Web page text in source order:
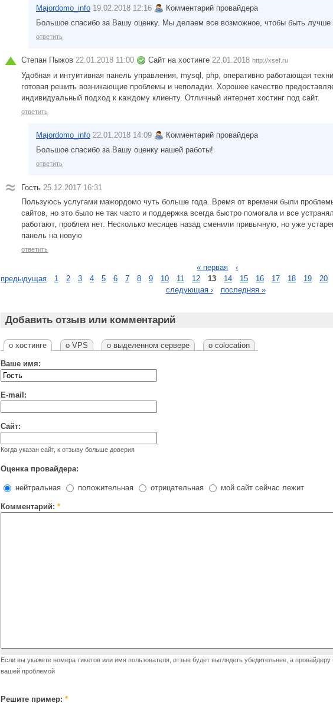
Majordomo_info 19.02.2018 12:16
Комментарий провайдера
Большое спасибо за Вашу оценку. Мы делаем все возможное, чтобы быть
ответить
Степан Пыжов 22.01.2018 11:00 Сайт на хостинге 22.01.2018 http://xsef.ru
Удобная и интуитивная панель управления, mysql, php, оперативно работающая
готовая решить возникающие проблемы и неполадки. Хорошее качество
индивидуальный подход к каждому клиенту. Отличный интернет хостинг под сайт.
ответить
Majordomo_info 22.01.2018 14:09
Комментарий провайдера
Большое спасибо за Вашу оценку нашей работы!
ответить
Гость 25.12.2017 16:31
Пользуюсь услугами мажордомо чуть больше года. Время от времени были
сайтов, но это было не так часто и поддержка всегда быстро помогала и все
работают, проблем нет. Несколько месяцев назад сменили привычную, но уже
панель на новую
ответить
« первая
‹
предыдущая
1 2 3 4 5 6 7 8 9 10 11 12 13 14 15 16 17 18 19 20
следующая ›
последняя »
Добавить отзыв или комментарий
о хостинге о VPS о выделенном сервере о colocation
Ваше имя:
E-mail:
Сайт:
Когда указан сайт, к отзыву больше доверия
Оценка провайдера:
нейтральная положительная отрицательная мой сайт сейчас лежит
Комментарий: *
Если вы укажете номера тикетов или имя пользователя, отзыв будет выглядеть убедительнее, а
вашей проблемой
Решите пример: *